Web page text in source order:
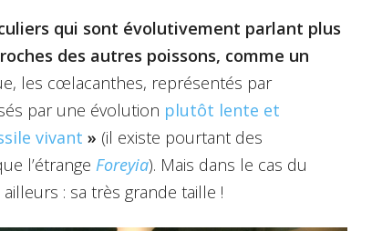
qui sont évolutivement parlant plus
des autres poissons, comme un
les cœlacanthes, représentés par
par une évolution plutôt lente et
vivant » (il existe pourtant des
l’étrange Foreyia). Mais dans le cas du
: sa très grande taille !